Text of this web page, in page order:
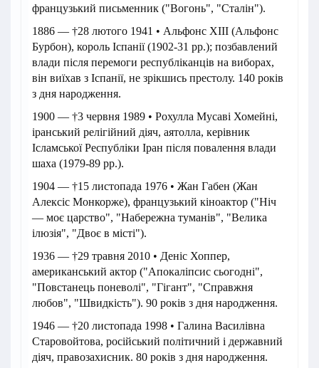
французький письменник ("Вогонь", "Сталін").
1886 — †28 лютого 1941 • Альфонс XIII (Альфонс
Бурбон), король Іспанії (1902-31 рр.); позбавлений
влади після перемоги республіканців на виборах,
він виїхав з Іспанії, не зрікшись престолу. 140 років
з дня народження.
1900 — †3 червня 1989 • Рохулла Мусаві Хомейні,
іранський релігійний діяч, аятолла, керівник
Ісламської Республіки Іран після повалення влади
шаха (1979-89 рр.).
1904 — †15 листопада 1976 • Жан Габен (Жан
Алексіс Монкорже), французький кіноактор ("Ніч
— моє царство", "Набережна туманів", "Велика
ілюзія", "Двоє в місті").
1936 — †29 травня 2010 • Деніс Хоппер,
американський актор ("Апокаліпсис сьогодні",
"Повстанець поневолі", "Гігант", "Справжня
любов", "Швидкість"). 90 років з дня народження.
1946 — †20 листопада 1998 • Галина Василівна
Старовойтова, російський політичний і державний
діяч, правозахисник. 80 років з дня народження.